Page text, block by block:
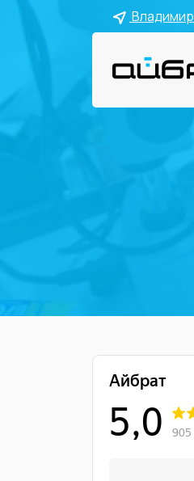
Владимир